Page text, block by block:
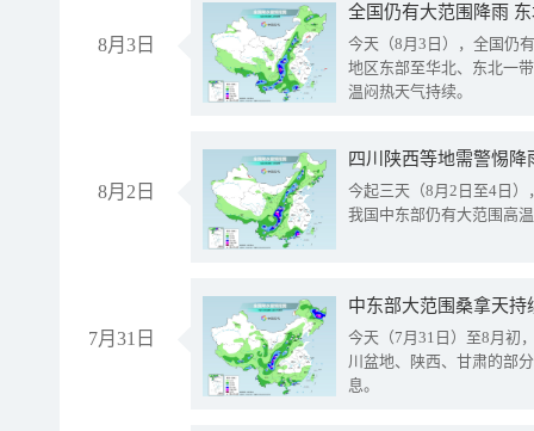
8月3日
全国仍有大范围降雨
今天（8月3日），全国仍
地区东部至华北、东北一
温闷热天气持续。
8月2日
今起三天（8月2日至4日
我国中东部仍有大范围高
7月31日
中东部大范围桑拿天
今天（7月31日）至8月初
川盆地、陕西、甘肃的部
息。